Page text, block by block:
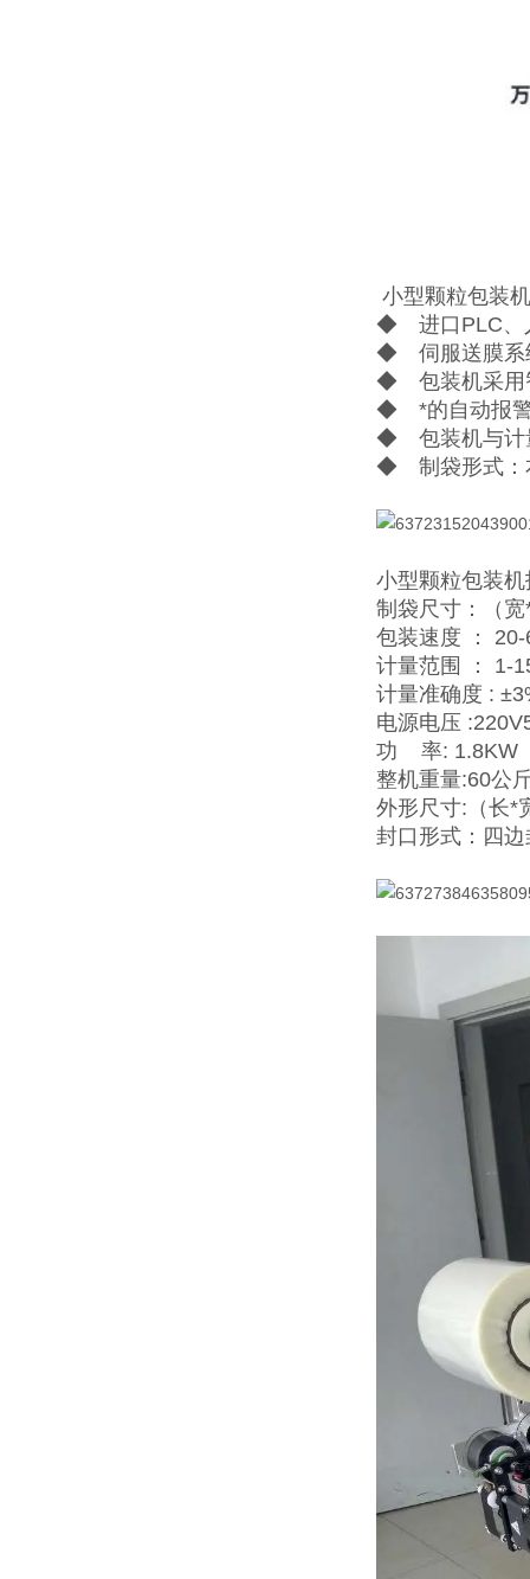
小型颗粒包装
◆ 进口PLC、
◆ 伺服送膜系
◆ 包装机采用
◆ *的自动报警
◆ 包装机与计
◆ 制袋形式：
小型颗粒包装机
制袋尺寸：（
包装速度 ：
计量范围 ： 1-
计量准确度 :
电源电压
功 率: 1.8KW
整机重量:60公
外形尺寸:（长*
封口形式：四